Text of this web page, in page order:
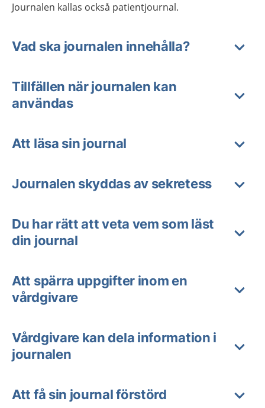
Journalen kallas också patientjournal.
Vad ska journalen innehålla?
Tillfällen när journalen kan
användas
Att läsa sin journal
Journalen skyddas av sekretess
Du har rätt att veta vem som läst
din journal
Att spärra uppgifter inom en
vårdgivare
Vårdgivare kan dela information i
journalen
Att få sin journal förstörd